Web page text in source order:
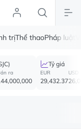
trịThể thaoPháp luật
ra
Tỷ giá
EUR
29,432.37
USD